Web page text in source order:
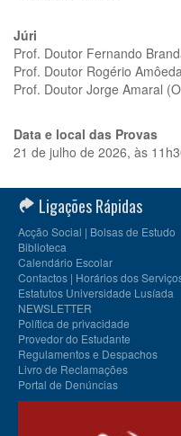
Júri
Prof. Doutor Fernando
Prof. Doutor Rogério
Prof. Doutor Jorge Amaral
Data e local das Provas
21 de julho de 2026, às
Ligações Rápidas
Acção Social | Bolsas de Estudo
Biblioteca
Calendário Escolar
Contactos | Horários dos
Estatutos Universidade Lusíada
NEWSLETTER
Política de privacidade
Provedor do Estudante
Regulamentos e Despachos
Livro de Reclamações
Portal de Denúncias